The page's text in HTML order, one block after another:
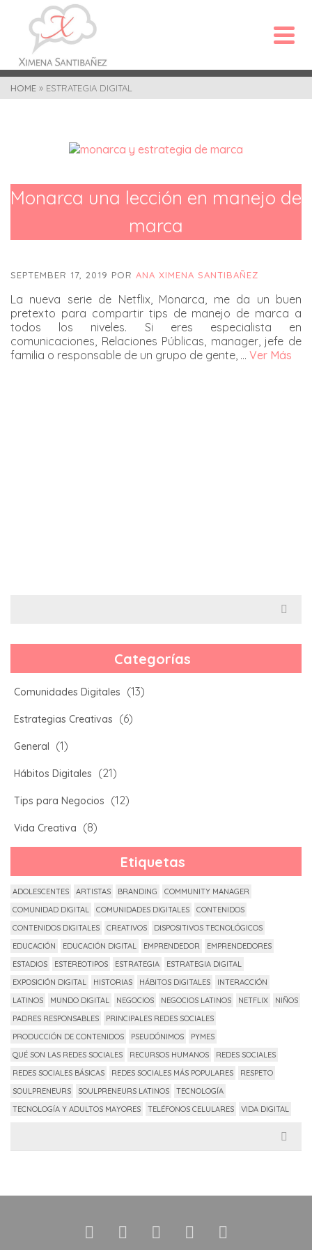
HOME » ESTRATEGIA DIGITAL
Monarca una lección en manejo de
marca
SEPTEMBER 17, 2019 POR ANA XIMENA SANTIBAÑEZ
La nueva serie de Netflix, Monarca, me da un buen
pretexto para compartir tips de manejo de marca a
todos los niveles. Si eres especialista en
comunicaciones, Relaciones Públicas, manager, jefe de
familia o responsable de un grupo de gente, … Ver Más
Categorías
Comunidades Digitales (13)
Estrategias Creativas (6)
General (1)
Hábitos Digitales (21)
Tips para Negocios (12)
Vida Creativa (8)
Etiquetas
ADOLESCENTES ARTISTAS BRANDING
COMMUNITY MANAGER
COMUNIDAD DIGITAL
COMUNIDADES DIGITALES
CONTENIDOS
CONTENIDOS DIGITALES
CREATIVOS
DISPOSITIVOS TECNOLÓGICOS
EDUCACIÓN
EDUCACIÓN DIGITAL EMPRENDEDOR
EMPRENDEDORES
ESTADIOS
ESTEREOTIPOS ESTRATEGIA
ESTRATEGIA DIGITAL
EXPOSICIÓN DIGITAL
HISTORIAS HÁBITOS DIGITALES
INTERACCIÓN
LATINOS
MUNDO DIGITAL NEGOCIOS NEGOCIOS LATINOS NETFLIX
NIÑOS
PADRES RESPONSABLES
PRINCIPALES REDES SOCIALES
PRODUCCIÓN DE CONTENIDOS
PSEUDÓNIMOS
PYMES
QUÉ SON LAS REDES SOCIALES
RECURSOS HUMANOS
REDES SOCIALES
REDES SOCIALES BÁSICAS
REDES SOCIALES MÁS POPULARES
RESPETO
SOULPRENEURS
SOULPRENEURS LATINOS
TECNOLOGÍA
TECNOLOGÍA Y ADULTOS MAYORES
TELÉFONOS CELULARES VIDA DIGITAL